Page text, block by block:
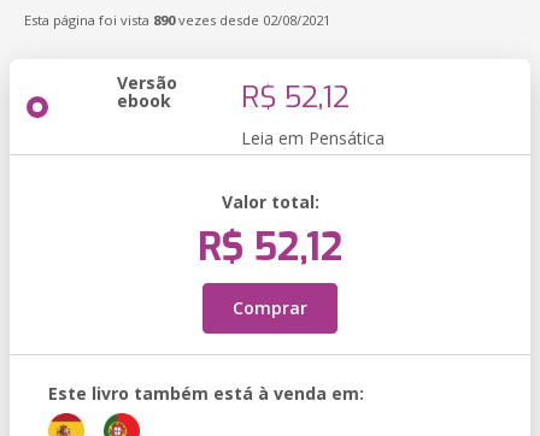
Esta página foi vista 890vezes desde 02/08/2021
Versão
ebook R$ 52,12
Leia em Pensática
Valor total:
R$ 52,12
Comprar
Este livro também está à venda em: